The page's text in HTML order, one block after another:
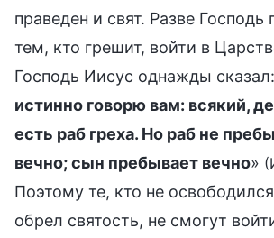
праведен и свят. Разве Господь
тем, кто грешит, войти в
Господь Иисус однажды
истинно говорю вам: всякий,
есть раб греха. Но раб не
вечно; сын пребывает вечно»
Поэтому те, кто не
обрел святость, не смогут